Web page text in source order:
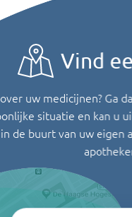
Vind
uw medicijnen? Ga
situatie en kan u
de buurt van uw eigen